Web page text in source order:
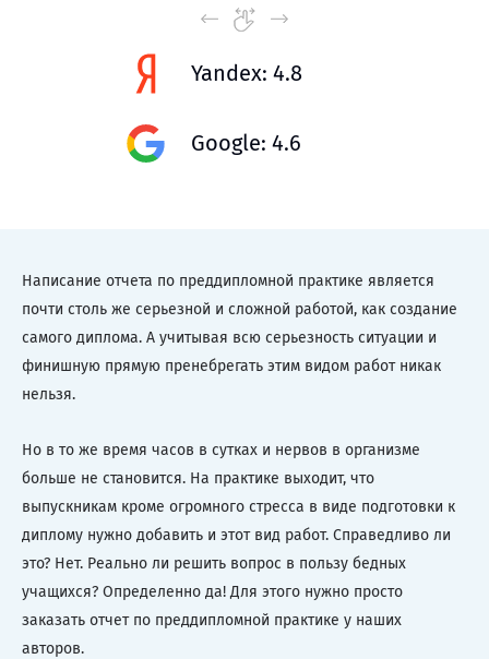
Yandex: 4.8
Google: 4.6
Написание отчета по преддипломной практике является
почти столь же серьезной и сложной работой, как создание
самого диплома. А учитывая всю серьезность ситуации и
финишную прямую пренебрегать этим видом работ никак
нельзя.
Но в то же время часов в сутках и нервов в организме
больше не становится. На практике выходит, что
выпускникам кроме огромного стресса в виде подготовки к
диплому нужно добавить и этот вид работ. Справедливо ли
это? Нет. Реально ли решить вопрос в пользу бедных
учащихся? Определенно да! Для этого нужно просто
заказать отчет по преддипломной практике у наших
авторов.